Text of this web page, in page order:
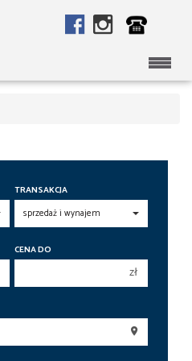
TRANSAKCJA
CENA DO
zł
200 000 zł
250 000 zł